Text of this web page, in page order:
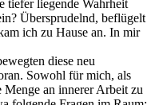
tiefer liegende Wahrheit
Übersprudelnd, beflügelt
ich zu Hause an. In mir
diese neu
Sowohl für mich, als
Menge an innerer Arbeit zu